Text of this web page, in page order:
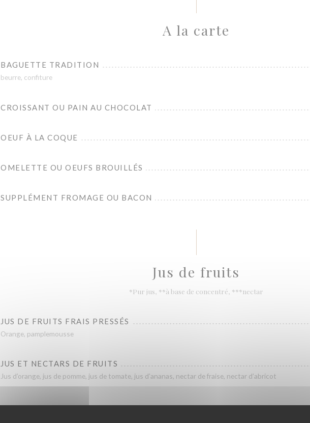
A la carte
BAGUETTE TRADITION
beurre, confiture
CROISSANT OU PAIN AU CHOCOLAT
OEUF À LA COQUE
OMELETTE OU OEUFS BROUILLÉS
SUPPLÉMENT FROMAGE OU BACON
Jus de fruits
*Pur jus, **à base de concentré, ***nectar
JUS DE FRUITS FRAIS PRESSÉS
Orange, pamplemousse
JUS ET NECTARS DE FRUITS
Jus d’orange, jus de pomme, jus de tomate, jus d’ananas, nectar de fraise, nectar d’abricot